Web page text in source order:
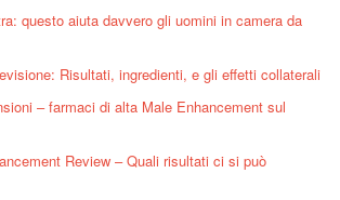
questo aiuta davvero gli uomini in camera da
Risultati, ingredienti, e gli effetti collaterali
– farmaci di alta Male Enhancement sul
Review – Quali risultati ci si può